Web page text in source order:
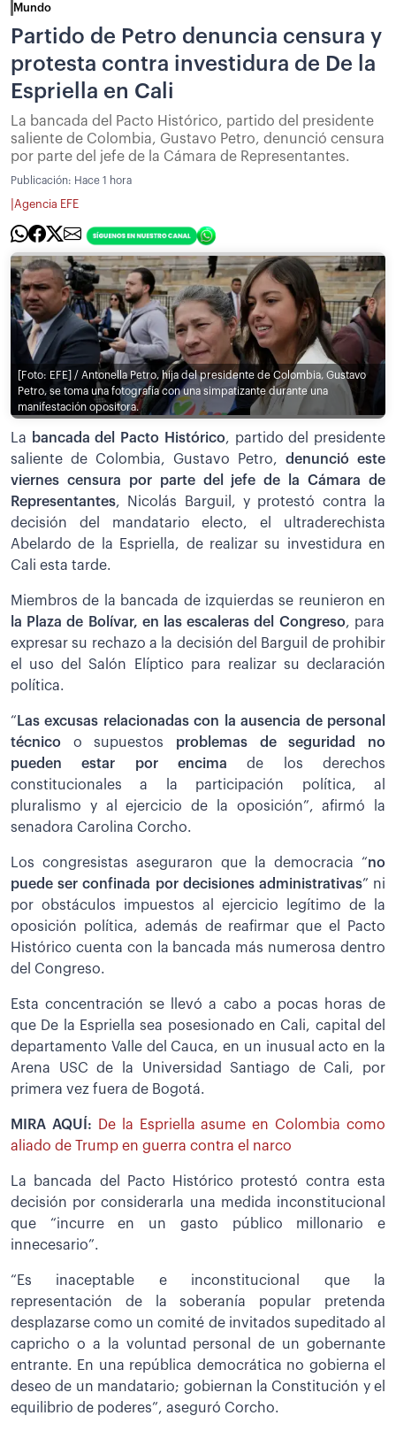
Mundo
Partido de Petro denuncia censura y
protesta contra investidura de De la
Espriella en Cali
La bancada del Pacto Histórico, partido del presidente
saliente de Colombia, Gustavo Petro, denunció censura
por parte del jefe de la Cámara de Representantes.
Publicación: Hace 1 hora
Agencia EFE
[Foto: EFE] / Antonella Petro, hija del presidente de Colombia, Gustavo
Petro, se toma una fotografía con una simpatizante durante una
manifestación opositora.
La bancada del Pacto Histórico, partido del presidente
saliente de Colombia, Gustavo Petro, denunció este
viernes censura por parte del jefe de la Cámara de
Representantes, Nicolás Barguil, y protestó contra la
decisión del mandatario electo, el ultraderechista
Abelardo de la Espriella, de realizar su investidura en
Cali esta tarde.
Miembros de la bancada de izquierdas se reunieron en
la Plaza de Bolívar, en las escaleras del Congreso, para
expresar su rechazo a la decisión del Barguil de prohibir
el uso del Salón Elíptico para realizar su declaración
política.
“ Las excusas relacionadas con la ausencia de personal
técnico o supuestos problemas de seguridad no
pueden estar por encima de los derechos
constitucionales a la participación política, al
pluralismo y al ejercicio de la oposición”, afirmó la
senadora Carolina Corcho.
Los congresistas aseguraron que la democracia “no
puede ser confinada por decisiones administrativas” ni
por obstáculos impuestos al ejercicio legítimo de la
oposición política, además de reafirmar que el Pacto
Histórico cuenta con la bancada más numerosa dentro
del Congreso.
Esta concentración se llevó a cabo a pocas horas de
que De la Espriella sea posesionado en Cali, capital del
departamento Valle del Cauca, en un inusual acto en la
Arena USC de la Universidad Santiago de Cali, por
primera vez fuera de Bogotá.
MIRA AQUÍ:
De la Espriella asume en Colombia como
aliado de Trump en guerra contra el narco
La bancada del Pacto Histórico protestó contra esta
decisión por considerarla una medida inconstitucional
que “incurre en un gasto público millonario e
innecesario”.
“Es inaceptable e inconstitucional que la
representación de la soberanía popular pretenda
desplazarse como un comité de invitados supeditado al
capricho o a la voluntad personal de un gobernante
entrante. En una república democrática no gobierna el
deseo de un mandatario; gobiernan la Constitución y el
equilibrio de poderes”, aseguró Corcho.